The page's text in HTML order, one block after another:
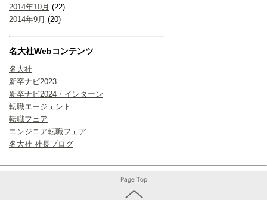
2014年10月 (22)
2014年9月 (20)
名大社Webコンテンツ
名大社
新卒ナビ2023
新卒ナビ2024・インターン
転職エージェント
転職フェア
エンジニア転職フェア
名大社 社長ブログ